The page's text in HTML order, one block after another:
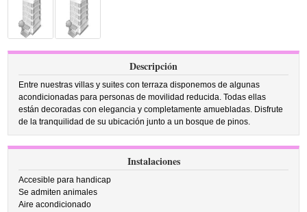
Descripción
Entre nuestras villas y suites con terraza disponemos de algunas
acondicionadas para personas de movilidad reducida. Todas ellas
están decoradas con elegancia y completamente amuebladas. Disfrute
de la tranquilidad de su ubicación junto a un bosque de pinos.
Instalaciones
Accesible para handicap
Se admiten animales
Aire acondicionado